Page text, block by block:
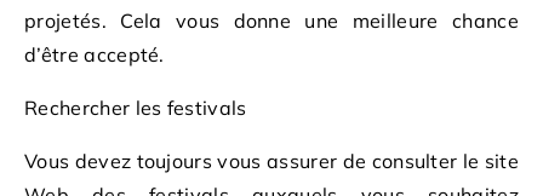
projetés. Cela vous donne une meilleure chance
d’être accepté.
Rechercher les festivals
Vous devez toujours vous assurer de consulter le site